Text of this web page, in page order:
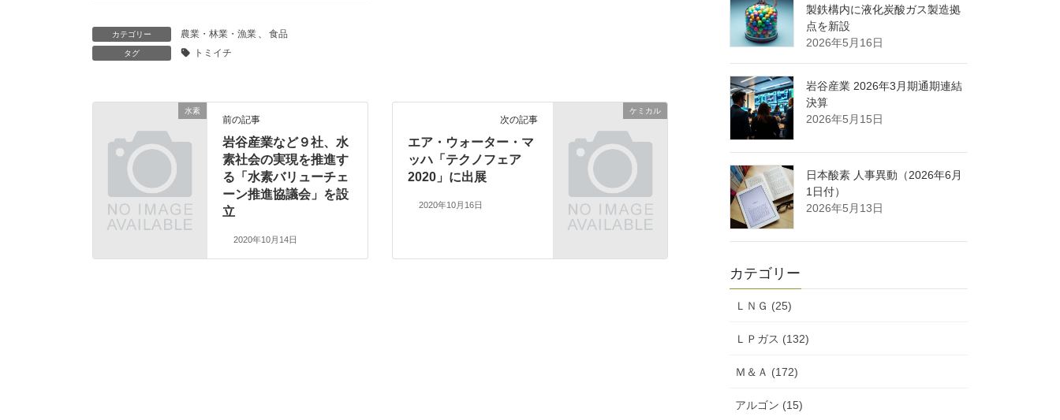
カテゴリー 農業・林業・漁業 、 食品
タグ トミイチ
水素
前の記事
岩谷産業など９社、水
素社会の実現を推進す
る「水素バリューチェ
ーン推進協議会」を設
立
2020年10月14日
ケミカル
次の記事
エア・ウォーター・マ
ッハ「テクノフェア
2020」に出展
2020年10月16日
製鉄構内に液化炭酸ガス製造拠
点を新設
2026年5月16日
岩谷産業 2026年3月期通期連結
決算
2026年5月15日
日本酸素 人事異動（2026年6月
1日付）
2026年5月13日
カテゴリー
ＬＮＧ (25)
ＬＰガス (132)
Ｍ＆Ａ (172)
アルゴン (15)